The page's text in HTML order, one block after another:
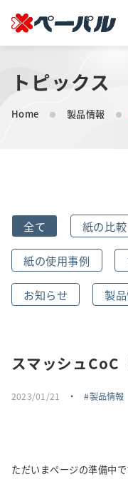
HOME
初めての方へ
会社案内
事業内容
トピックス
Home 製品情報
全て 紙の比
紙の使用事例
お知らせ 製
スマッシュCoC
2023/01/21 ・ 製品情報
ただいまページの準備中で